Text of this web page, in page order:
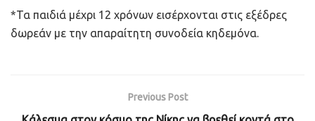
*Τα παιδιά μέχρι 12 χρόνων εισέρχονται στις εξέδρες
δωρεάν με την απαραίτητη συνοδεία κηδεμόνα.
Previous Post